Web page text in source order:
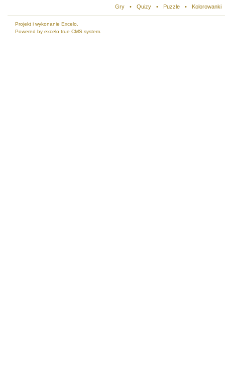
Gry • Quizy • Puzzle • Kolorowanki
Projekt i wykonanie Excelo.
Powered by excelo true CMS system.